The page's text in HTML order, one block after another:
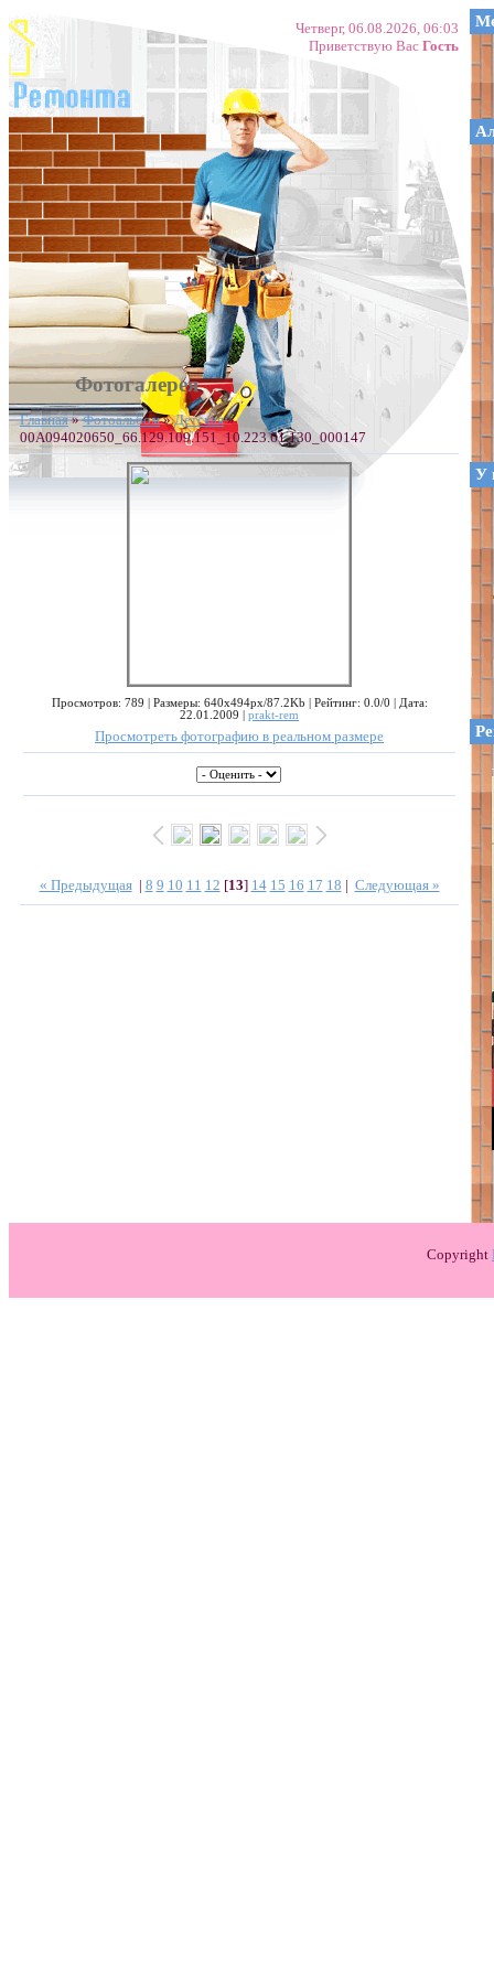
Четверг, 06.08.2026, 06:03
Приветствую Вас Гость
Фотогалерея
Главная»Фотоальбом»Детская»
00A094020650_66.129.109.151_10.223.61.130_000147
Просмотров: 789 | Размеры: 640x494px/87.2Kb | Рейтинг: 0.0/0 | Дата:
22.01.2009 | prakt-rem
Просмотреть фотографию в реальном размере
« Предыдущая| 8 9 10 11 12 [13] 14 15 16 17 18 | Следующая »
У
Copyright